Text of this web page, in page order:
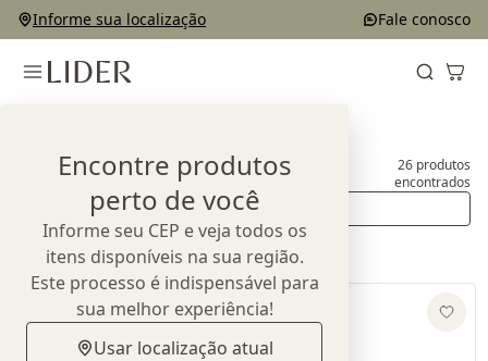
Informe sua localização Fale conosco
Encontre produtos
perto de você
Informe seu CEP e veja todos os
itens disponíveis na sua região.
Este processo é indispensável para
sua melhor experiência!
Usar localização atual
Aparadores e Buffets 26 produtos
encontrados
Ordenar